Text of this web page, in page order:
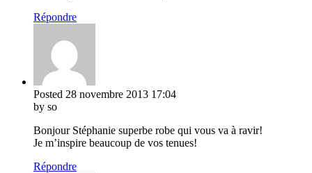
Répondre
Posted 28 novembre 2013 17:04
by so
Bonjour Stéphanie superbe robe qui vous va à ravir!
Je m’inspire beaucoup de vos tenues!
Répondre